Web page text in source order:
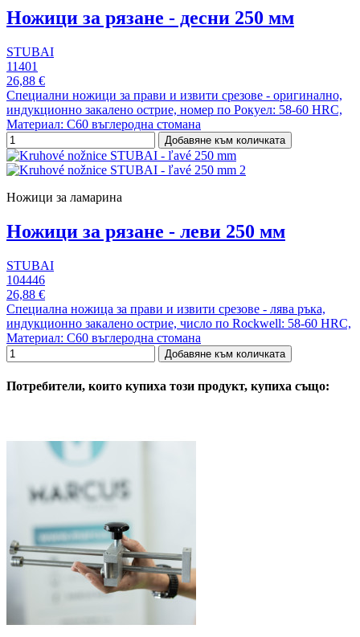
Ножици за рязане - десни 250 мм
STUBAI
11401
26,88 €
Специални ножици за прави и извити срезове - оригинално,
индукционно закалено острие, номер по Рокуел: 58-60 HRC,
Материал: С60 въглеродна стомана
Добавяне към количката
Ножици за ламарина
Ножици за рязане - леви 250 мм
STUBAI
104446
26,88 €
Специална ножица за прави и извити срезове - лява ръка,
индукционно закалено острие, число по Rockwell: 58-60 HRC,
Материал: С60 въглеродна стомана
Добавяне към количката
Потребители, които купиха този продукт, купиха също: